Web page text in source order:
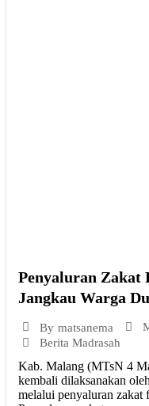
Penyaluran Zakat
Jangkau Warga
By matsanema
Berita Madrasah
Kab. Malang (MTsN 4
kembali dilaksanakan
melalui penyaluran zakat